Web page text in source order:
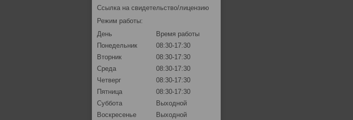
Ссылка на свидетельство/лицензию
Режим работы:
День
Время работы
Понедельник
08:30-17:30
Вторник
08:30-17:30
Среда
08:30-17:30
Четверг
08:30-17:30
Пятница
08:30-17:30
Суббота
Выходной
Воскресенье
Выходной